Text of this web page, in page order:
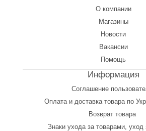
О компании
Магазины
Новости
Вакансии
Помощь
Информация
Соглашение
Оплата и доставка товара по
Возврат товара
Знаки ухода за товарами, уход